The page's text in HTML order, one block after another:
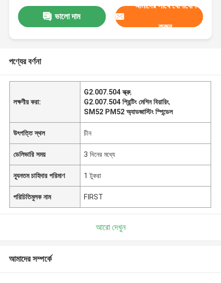
ভালো দাম
আমাদের সাথে যোগাযোগ
করুন
পণ্যের বর্ণনা
লক্ষণীয় করা:
G2.007.504 স্ক্রু,
G2.007.504 প্রিন্টিং মেশিন বিয়ারিং,
SM52 PM52 অ্যাডজাস্টিং স্পিন্ডেল
উৎপত্তি স্থল চীন
ডেলিভারি সময় 3 দিনের মধ্যে
ন্যূনতম চাহিদার পরিমাণ 1 টুকরা
পরিচিতিমুলক নাম FIRST
আরো দেখুন
আমাদের সম্পর্কে